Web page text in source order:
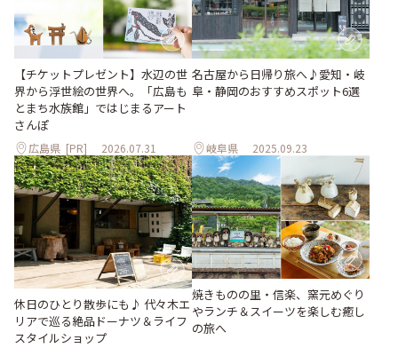
【チケットプレゼント】水辺の世
界から浮世絵の世界へ。「広島も
とまち水族館」ではじまるアート
さんぽ
広島県 [PR] 2026.07.31
名古屋から日帰り旅へ♪愛知・岐
阜・静岡のおすすめスポット6選
岐阜県 2025.09.23
休日のひとり散歩にも♪ 代々木エ
リアで巡る絶品ドーナツ＆ライフ
スタイルショップ
焼きものの里・信楽、窯元めぐり
やランチ＆スイーツを楽しむ癒し
の旅へ